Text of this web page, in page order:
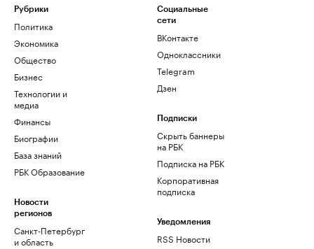
Рубрики
Политика
Экономика
Общество
Бизнес
Технологии и
медиа
Финансы
Биографии
База знаний
РБК Образование
Новости
регионов
Санкт-Петербург
и область
Социальные
сети
ВКонтакте
Одноклассники
Telegram
Дзен
Подписки
Скрыть баннеры
на РБК
Подписка на РБК
Корпоративная
подписка
Уведомления
RSS Новости